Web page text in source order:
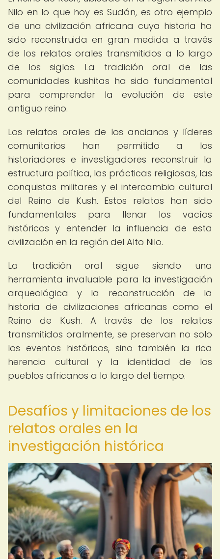
Nilo en lo que hoy es Sudán, es otro ejemplo
de una civilización africana cuya historia ha
sido reconstruida en gran medida a través
de los relatos orales transmitidos a lo largo
de los siglos. La tradición oral de las
comunidades kushitas ha sido fundamental
para comprender la evolución de este
antiguo reino.
Los relatos orales de los ancianos y líderes
comunitarios han permitido a los
historiadores e investigadores reconstruir la
estructura política, las prácticas religiosas, las
conquistas militares y el intercambio cultural
del Reino de Kush. Estos relatos han sido
fundamentales para llenar los vacíos
históricos y entender la influencia de esta
civilización en la región del Alto Nilo.
La tradición oral sigue siendo una
herramienta invaluable para la investigación
arqueológica y la reconstrucción de la
historia de civilizaciones africanas como el
Reino de Kush. A través de los relatos
transmitidos oralmente, se preservan no solo
los eventos históricos, sino también la rica
herencia cultural y la identidad de los
pueblos africanos a lo largo del tiempo.
Desafíos y limitaciones de los
relatos orales en la
investigación histórica